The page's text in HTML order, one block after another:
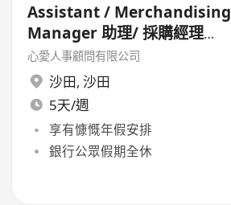
Assistant / Merchandising
Manager 助理/ 採購經理
(Garment)
心愛人事顧問有限公司
沙田, 沙田
5天/週
享有慷慨年假安排
銀行公眾假期全休